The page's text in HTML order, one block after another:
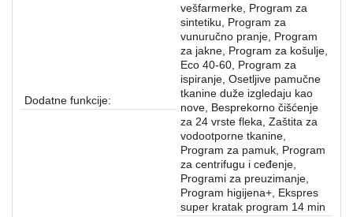
Dodatne funkcije:
vešfarmerke, Program za
sintetiku, Program za
vunuručno pranje, Program
za jakne, Program za košulje,
Eco 40-60, Program za
ispiranje, Osetljive pamučne
tkanine duže izgledaju kao
nove, Besprekorno čišćenje
za 24 vrste fleka, Zaštita za
vodootporne tkanine,
Program za pamuk, Program
za centrifugu i ceđenje,
Programi za preuzimanje,
Program higijena+, Ekspres
super kratak program 14 min